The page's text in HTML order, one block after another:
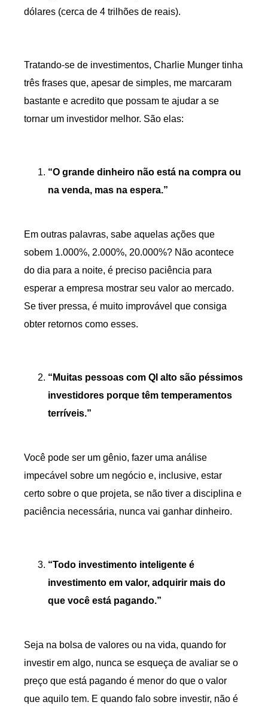
dólares (cerca de 4 trilhões de reais).
Tratando-se de investimentos, Charlie Munger tinha
três frases que, apesar de simples, me marcaram
bastante e acredito que possam te ajudar a se
tornar um investidor melhor. São elas:
“O grande dinheiro não está na compra ou
na venda, mas na espera.”
Em outras palavras, sabe aquelas ações que
sobem 1.000%, 2.000%, 20.000%? Não acontece
do dia para a noite, é preciso paciência para
esperar a empresa mostrar seu valor ao mercado.
Se tiver pressa, é muito improvável que consiga
obter retornos como esses.
“Muitas pessoas com QI alto são péssimos
investidores porque têm temperamentos
terríveis.”
Você pode ser um gênio, fazer uma análise
impecável sobre um negócio e, inclusive, estar
certo sobre o que projeta, se não tiver a disciplina e
paciência necessária, nunca vai ganhar dinheiro.
“Todo investimento inteligente é
investimento em valor, adquirir mais do
que você está pagando.”
Seja na bolsa de valores ou na vida, quando for
investir em algo, nunca se esqueça de avaliar se o
preço que está pagando é menor do que o valor
que aquilo tem. E quando falo sobre investir, não é